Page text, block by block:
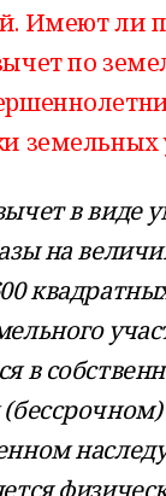
Имеют ли
по
земельных
в виде
на
в